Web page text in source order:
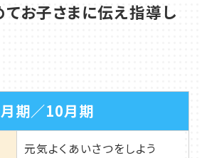
お子さまに伝え指導し
期／10月期
元気よくあいさつをしよう